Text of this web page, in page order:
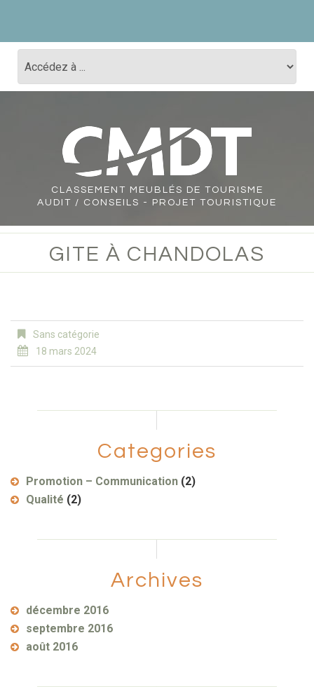
CLASSEMENT
MEUBLÉS DE TOURISME
AUDIT / CONSEILS - PROJET TOURISTIQUE
GITE À CHANDOLAS
Sans catégorie
18 mars 2024
Categories
Promotion – Communication (2)
Qualité (2)
Archives
décembre 2016
septembre 2016
août 2016